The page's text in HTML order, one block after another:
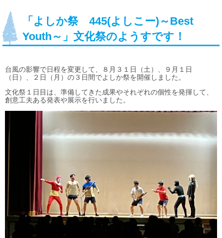
置：
「よしか祭 445(よしこー)～Best
Youth～」文化祭のようすです！
台風の影響で日程を変更して、８月３１日（土）、９月１日
（日）、２日（月）の３日間でよしか祭を開催しました。
文化祭１日目は、準備してきた成果やそれぞれの個性を発揮して、
創意工夫ある発表や展示を行いました。